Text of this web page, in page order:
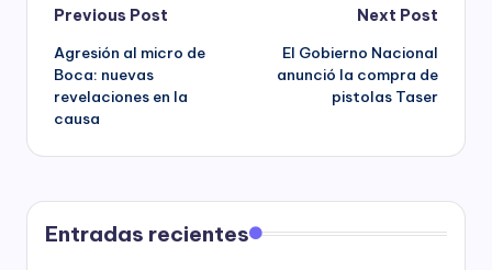
Post
navigation
Previous Post
Agresión al micro de
Boca: nuevas
revelaciones en la
causa
Next Post
El Gobierno Nacional
anunció la compra de
pistolas Taser
Entradas recientes